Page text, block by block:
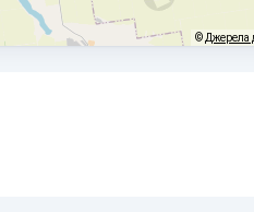
© Джерела